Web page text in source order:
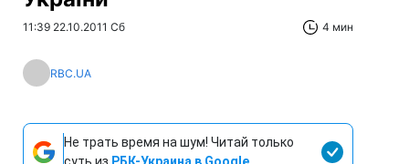
11:39 22.10.2011 Сб 4 мин
RBC.UA
Не трать время на шум! Читай только